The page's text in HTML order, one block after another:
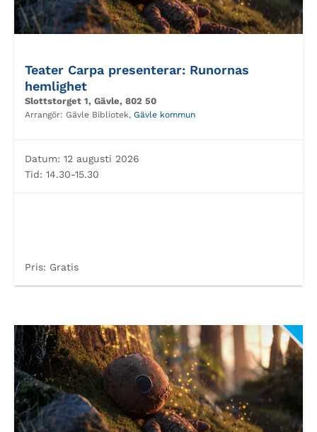
Teater Carpa presenterar: Runornas
hemlighet
Slottstorget 1, Gävle, 802 50
Arrangör: Gävle Bibliotek, Gävle kommun
Datum: 12 augusti 2026
Tid: 14.30-15.30
Pris: Gratis